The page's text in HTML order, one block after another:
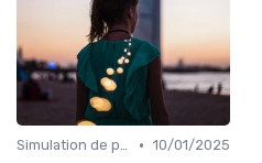
Simulation de prêt • 10/01/2025